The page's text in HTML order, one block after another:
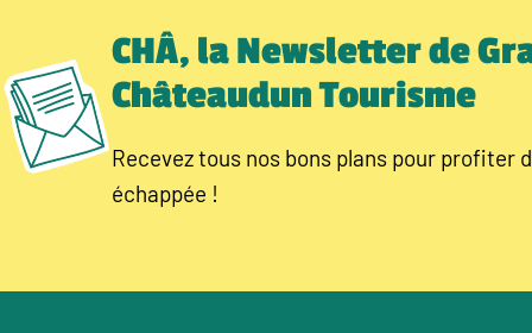
CHÂ, la Newsletter de
Châteaudun Tourisme
Recevez tous nos bons plans pour profiter
échappée !